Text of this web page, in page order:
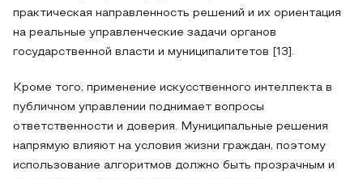
практическая направленность решений и их ориентация
на реальные управленческие задачи органов
государственной власти и муниципалитетов [13].
Кроме того, применение искусственного интеллекта в
публичном управлении поднимает вопросы
ответственности и доверия. Муниципальные решения
напрямую влияют на условия жизни граждан, поэтому
использование алгоритмов должно быть прозрачным и